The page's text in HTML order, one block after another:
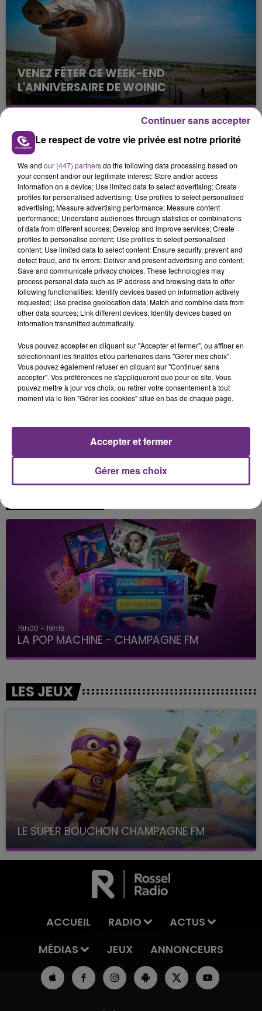
VENEZ FÊTER CE WEEK-END
L'ANNIVERSAIRE DE WOINIC
Ce samedi 8 août sera un grand jour :
l'anniversaire du plus gros sanglier du monde.
Une fête est donc organisée et vous êtes tous
conviés !
TITRES DIFFUSÉS
10h38
10h38
CRAIG DAVID
Walking Away
10h35
10h35
JEREMY FREROT
Frerot
Belong Together Soiree Mondaine
19h00 - 19h15
LA POP MACHINE - CHAMPAGNE FM
LES JEUX
LE SUPER BOUCHON CHAMPAGNE FM
avec La Famille Champagne FM, à 8H10
ACCUEIL RADIO
ACTUS
MÉDIAS
JEUX ANNONCEURS
Le respect de votre vie privée est notre priorité
We and our (447) partnersdo the following data processing based on
your consent and/or our legitimate interest: Store and/or access
information on a device; Use limited data to select advertising; Create
profiles for personalised advertising; Use profiles to select personalised
advertising; Measure advertising performance; Measure content
performance; Understand audiences through statistics or combinations
of data from different sources; Develop and improve services; Create
profiles to personalise content; Use profiles to select personalised
content; Use limited data to select content; Ensure security, prevent and
detect fraud, and fix errors; Deliver and present advertising and content;
Save and communicate privacy choices. These technologies may
process personal data such as IP address and browsing data to offer
following functionalities: Identify devices based on information actively
requested; Use precise geolocation data; Match and combine data from
other data sources; Link different devices; Identify devices based on
information transmitted automatically.
Vous pouvez accepter en cliquant sur "Accepter et fermer", ou affiner en
sélectionnant les finalités et/ou partenaires dans "Gérer mes choix".
Vous pouvez également refuser en cliquant sur "Continuer sans
accepter". Vos préférences ne s'appliqueront que pour ce site. Vous
pouvez mettre à jour vos choix, ou retirer votre consentement à tout
moment via le lien "Gérer les cookies" situé en bas de chaque page.
Gérer mes choix
Accepter et fermer
Continuer sans accepter